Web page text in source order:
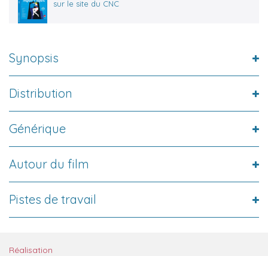
sur le site du CNC
Synopsis
Distribution
Générique
Autour du film
Pistes de travail
Réalisation